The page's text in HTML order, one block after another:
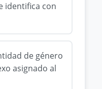
identifica con
de género
asignado al